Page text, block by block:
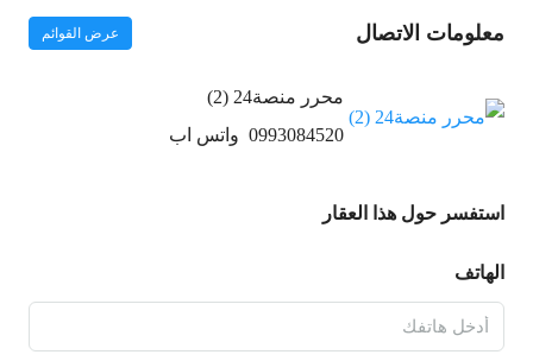
معلومات الاتصال عرض القوائم
محرر منصة24 (2)
0993084520 واتس اب
استفسر حول هذا العقار
الهاتف